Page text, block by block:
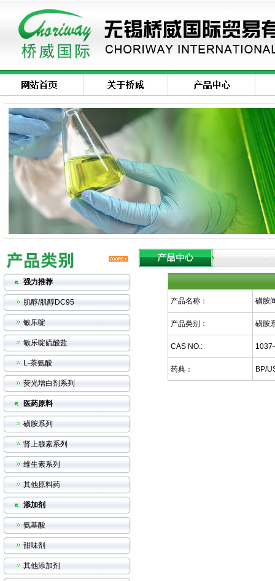
强力推荐
肌醇/肌醇DC95
敏乐啶
敏乐啶硫酸盐
L-茶氨酸
荧光增白剂系列
医药原料
磺胺系列
肾上腺素系列
维生素系列
其他原料药
添加剂
氨基酸
甜味剂
其他添加剂
产品名称： 磺胺
产品类别： 磺胺
CAS NO.:
药典： BP/